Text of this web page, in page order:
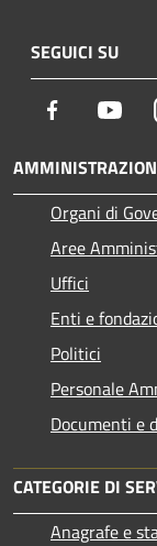
SEGUICI SU
Facebook
Organi di
Aree
Uffici
Enti e
Politici
Personale
Documenti e
CATEGORIE DI
Anagrafe e